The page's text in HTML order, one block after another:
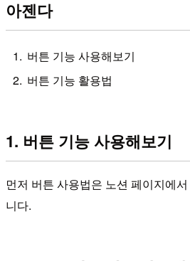
아젠다
버튼 기능 사용해보기
버튼 기능 활용법
1. 버튼 기능 사용해보기
먼저 버튼 사용법은 노션 페이지에서
니다.